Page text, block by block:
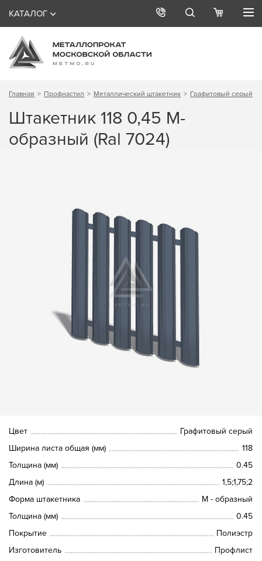
КАТАЛОГ
Главная Профнастил Металлический штакетник Графитовый серый
Штакетник 118 0,45 М-
образный (Ral 7024)
Цвет
Графитовый серый
Ширина листа общая (мм)
118
Толщина (мм)
0.45
Длина (м)
1,5;1,75;2
Форма штакетника
М - образный
Толщина (мм)
0.45
Покрытие
Полиэстр
Изготовитель
Профлист